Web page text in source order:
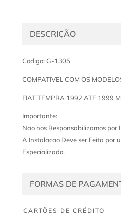
DESCRIÇÃO
Codigo: G-1305
COMPATIVEL COM OS
FIAT TEMPRA 1992 ATE 1999
Importante:
Nao nos Responsabilizamos por
A Instalacao Deve ser Feita por
Especializado.
FORMAS DE
CARTÕES DE CRÉDITO